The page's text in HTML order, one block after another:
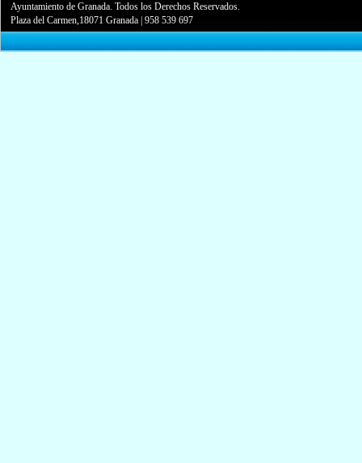
Ayuntamiento de Granada. Todos los Derechos Reservados.
Plaza del Carmen,18071 Granada |958 539 697